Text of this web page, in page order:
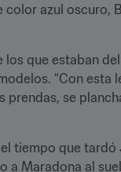
azul oscuro,
que estaban
“Con esta
prendas, se
tiempo que
a Maradona al